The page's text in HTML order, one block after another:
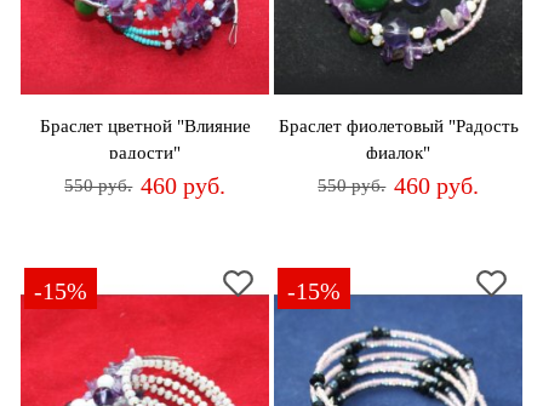
Браслет цветной "Влияние
радости"
550 руб. 460 руб.
Браслет фиолетовый "Радость
фиалок"
550 руб. 460 руб.
-15% -15%